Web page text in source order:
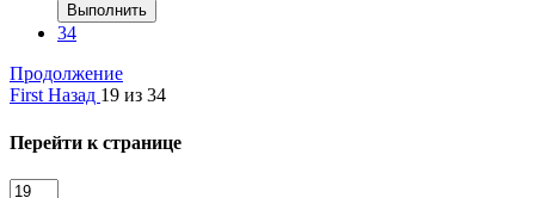
Выполнить
34
Продолжение
First Назад 19 из 34
Перейти к странице